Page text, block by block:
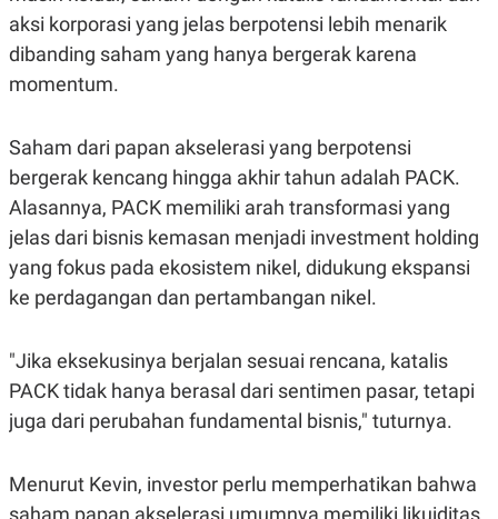
aksi korporasi yang jelas berpotensi lebih menarik
dibanding saham yang hanya bergerak karena
momentum.
Saham dari papan akselerasi yang berpotensi
bergerak kencang hingga akhir tahun adalah PACK.
Alasannya, PACK memiliki arah transformasi yang
jelas dari bisnis kemasan menjadi investment holding
yang fokus pada ekosistem nikel, didukung ekspansi
ke perdagangan dan pertambangan nikel.
"Jika eksekusinya berjalan sesuai rencana, katalis
PACK tidak hanya berasal dari sentimen pasar, tetapi
juga dari perubahan fundamental bisnis," tuturnya.
Menurut Kevin, investor perlu memperhatikan bahwa
saham papan akselerasi umumnya memiliki likuiditas